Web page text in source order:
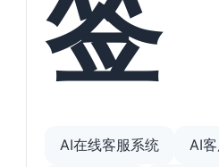
AI在线客服系统 AI